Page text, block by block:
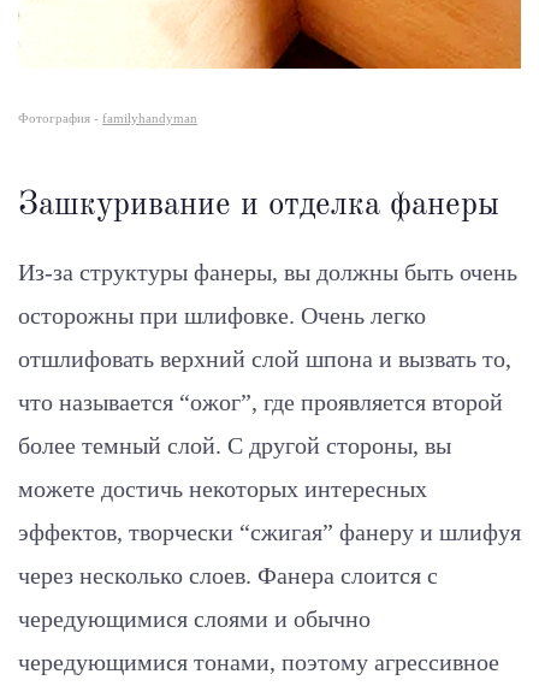
Фотография - familyhandyman
Зашкуривание и отделка фанеры
Из-за структуры фанеры, вы должны быть очень
осторожны при шлифовке. Очень легко
отшлифовать верхний слой шпона и вызвать то,
что называется “ожог”, где проявляется второй
более темный слой. С другой стороны, вы
можете достичь некоторых интересных
эффектов, творчески “сжигая” фанеру и шлифуя
через несколько слоев. Фанера слоится с
чередующимися слоями и обычно
чередующимися тонами, поэтому агрессивное